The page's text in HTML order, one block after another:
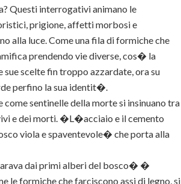
Questi interrogativi animano le
prigione, affetti morbosi e
alla luce. Come una fila di formiche che
prendendo vie diverse, cos� la
sue scelte fin troppo azzardate, ora su
perfino la sua identit�.
sentinelle della morte si insinuano tra
e dei morti. �L�acciaio e il cemento
viola e spaventevole� che porta alla
dai primi alberi del bosco� �
le formiche che farciscono assi di legno, si